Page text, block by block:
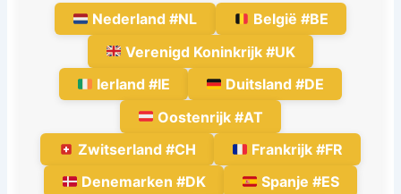
Nederland #NL
België #BE
Verenigd Koninkrijk #UK
Ierland #IE
Duitsland #DE
Oostenrijk #AT
Zwitserland #CH
Frankrijk #FR
Denemarken #DK
Spanje #ES